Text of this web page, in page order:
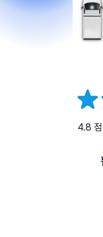
4.8 점